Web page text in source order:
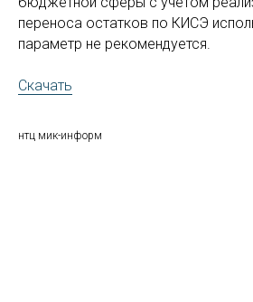
переноса остатков по КИСЭ
параметр не рекомендуется.
Скачать
нтц мик-информ